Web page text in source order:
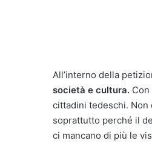
All’interno della
società e cultura.
cittadini tedeschi. Non
soprattutto perché il
ci mancano di più le